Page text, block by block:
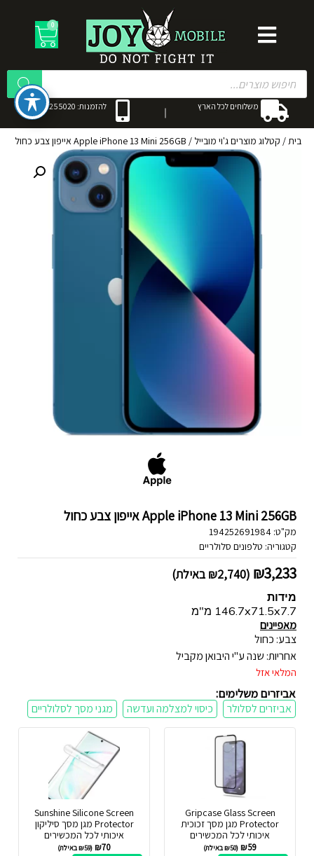
0
משלוחים לכל הארץ להזמנות: 053-3255020
בית/ קטלוג מוצרים ג'וי מובייל / Apple iPhone 13 Mini 256GB אייפון צבע כחול
Apple iPhone 13 Mini 256GB אייפון צבע כחול
מק"ט: 194252691984
קטגוריה: טלפונים סלולריים
₪3,233
(
₪2,740 באילת)
מידות
146.7x71.5x7.7 מ"מ
מאפיינים
צבע: כחול
אחריות: שנה ע"י היבואן מקביל
המלאי אזל
אביזרים משלימים:
אביזרים לסלולר כיסוי למצלמה ועדשה מגני מסך לסלולריים
Gripcase Glass Screen
Protector מגן מסך זכוכית
איכותי לכל המכשירים
₪59
(
₪50 באילת)
Sunshine Silicone Screen
Protector מגן מסך סיליקון
איכותי לכל המכשירים
₪70
(
₪59 באילת)